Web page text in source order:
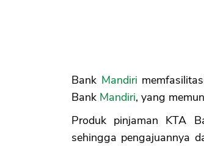
Bank Mandiri
Bank Mandiri, yang
Produk pinjaman KTA
sehingga pengajuannya